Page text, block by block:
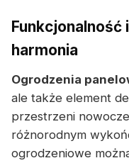
Funkcjonalność
harmonia
Ogrodzenia
ale także element
przestrzeni
różnorodnym
ogrodzeniowe